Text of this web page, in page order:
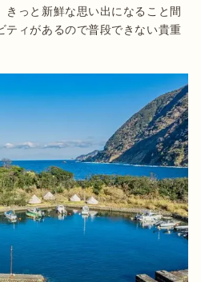
きっと新鮮な思い出になること間
ティがあるので普段できない貴重